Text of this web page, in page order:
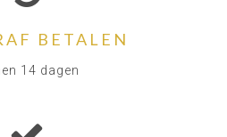
BETALEN
14 dagen